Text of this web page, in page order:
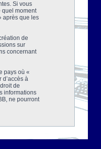
Si vous
quel moment
après que les
de
sur
concernant
pays où «
à
de
informations
ne pourront